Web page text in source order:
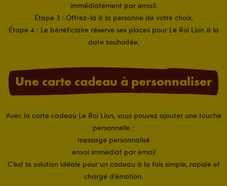
immédiatement par email.
Étape 3 : Offrez-la à la personne de votre choix.
Étape 4 : Le bénéficiaire réserve ses places pour Le Roi Lion à la
date souhaitée.
Une carte cadeau à personnaliser
Avec la carte cadeau Le Roi Lion, vous pouvez ajouter une touche
personnelle :
message personnalisé
envoi immédiat par email
C’est la solution idéale pour un cadeau à la fois simple, rapide et
chargé d’émotion.